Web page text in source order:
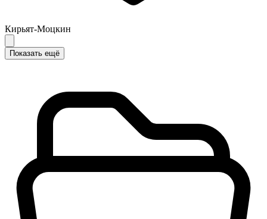
Кирьят-Моцкин
Показать ещё